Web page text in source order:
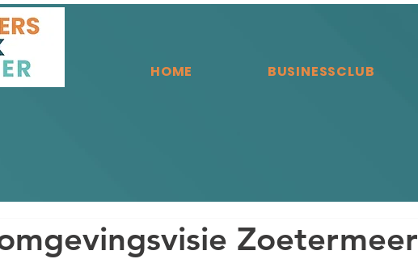
HOME BUSINESSCLUB
Zoetermeer